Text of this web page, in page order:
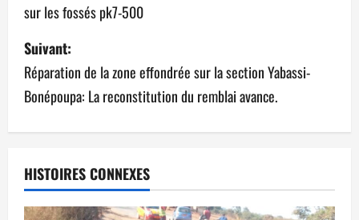
sur les fossés pk7-500
Suivant:
Réparation de la zone effondrée sur la section Yabassi-
Bonépoupa: La reconstitution du remblai avance.
HISTOIRES CONNEXES